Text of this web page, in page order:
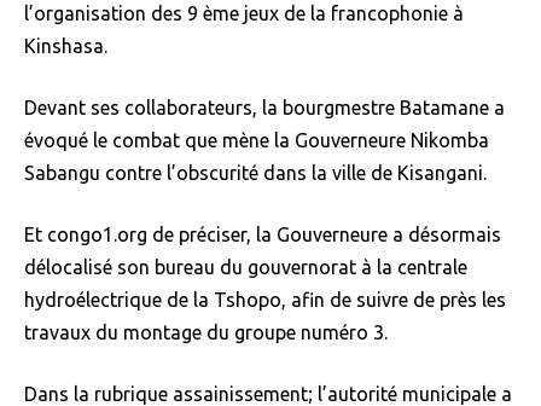
l’organisation des 9 ème jeux de la francophonie à
Kinshasa.
Devant ses collaborateurs, la bourgmestre Batamane a
évoqué le combat que mène la Gouverneure Nikomba
Sabangu contre l’obscurité dans la ville de Kisangani.
Et congo1.org de préciser, la Gouverneure a désormais
délocalisé son bureau du gouvernorat à la centrale
hydroélectrique de la Tshopo, afin de suivre de près les
travaux du montage du groupe numéro 3.
Dans la rubrique assainissement; l’autorité municipale a